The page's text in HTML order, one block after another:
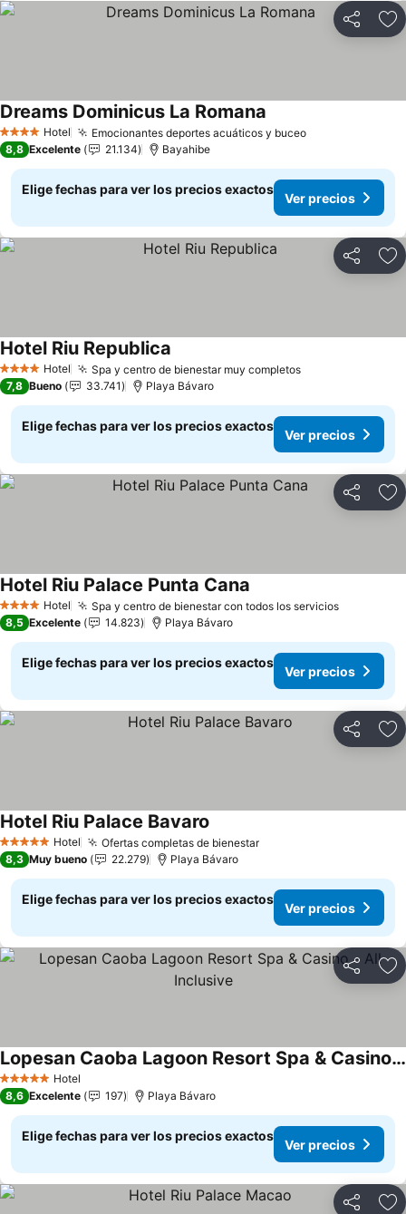
Compartir
4 EstrellasHotel Emocionantes deportes acuáticos y buceo
Dreams Dominicus La Romana
8,8 Excelente 21.134 Bayahibe
Elige fechas para ver los precios exactos
Ver precios
Compartir
4 EstrellasHotel Spa y centro de bienestar muy completos
Hotel Riu Republica
7,8 Bueno 33.741 Playa Bávaro
Elige fechas para ver los precios exactos
Ver precios
Compartir
4 EstrellasHotel Spa y centro de bienestar con todos los servicios
Hotel Riu Palace Punta Cana
8,5 Excelente 14.823 Playa Bávaro
Elige fechas para ver los precios exactos
Ver precios
Compartir
5 Estrellas Hotel Ofertas completas de bienestar
Hotel Riu Palace Bavaro
8,3 Muy bueno 22.279 Playa Bávaro
Elige fechas para ver los precios exactos
Ver precios
Compartir
5 Estrellas Hotel
Lopesan Caoba Lagoon Resort Spa & Casino - All Inclusive
8,6 Excelente 197 Playa Bávaro
Elige fechas para ver los precios exactos
Ver precios
Compartir